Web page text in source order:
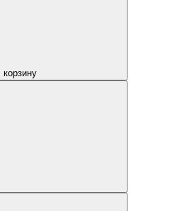
корзину